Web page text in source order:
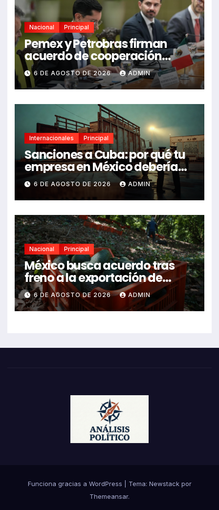
Nacional Principal
Pemex y Petrobras firman
acuerdo de cooperación
bilateral en Brasilia
6 DE AGOSTO DE 2026 ADMIN
Internacionales Principal
Sanciones a Cuba: por qué tu
empresa en México debería
revisarlas
6 DE AGOSTO DE 2026 ADMIN
Nacional Principal
México busca acuerdo tras
freno a la exportación de
aguacate michoacano
6 DE AGOSTO DE 2026 ADMIN
Funciona gracias a WordPress Tema: Newstackpor
Themeansar.